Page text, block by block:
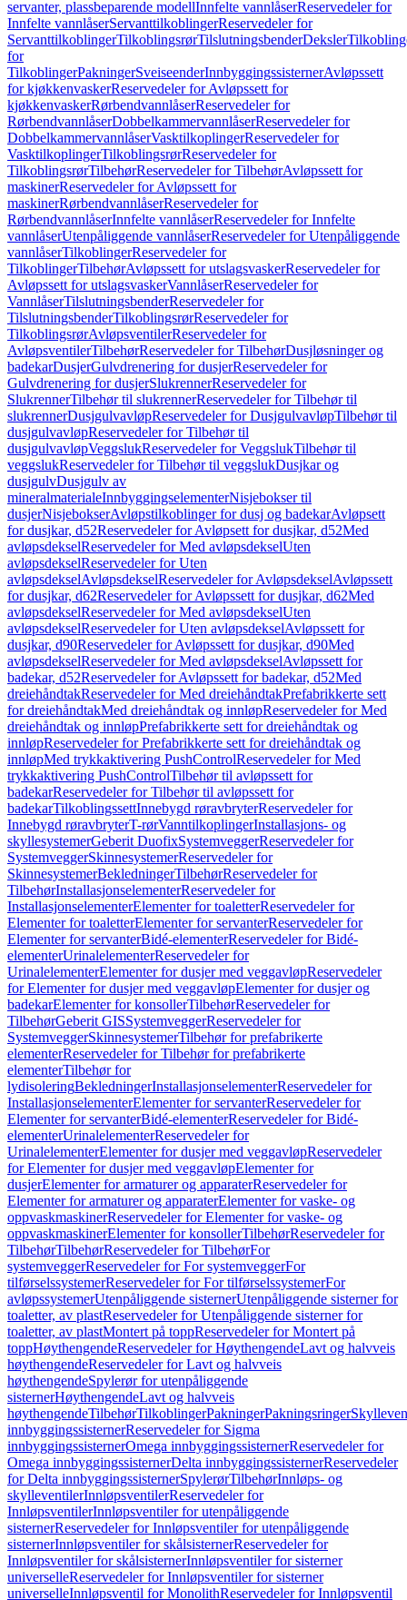
servanter, plassbeparende modellInnfelte vannlåserReservedeler for
Innfelte vannlåserServanttilkoblingerReservedeler for
ServanttilkoblingerTilkoblingsrørTilslutningsbenderDeksler
for
TilkoblingerPakningerSveiseenderInnbyggingssisternerAvløpssett
for kjøkkenvaskerReservedeler for Avløpssett for
kjøkkenvaskerRørbendvannlåserReservedeler for
RørbendvannlåserDobbelkammervannlåserReservedeler for
DobbelkammervannlåserVasktilkoplingerReservedeler for
VasktilkoplingerTilkoblingsrørReservedeler for
TilkoblingsrørTilbehørReservedeler for TilbehørAvløpssett for
maskinerReservedeler for Avløpssett for
maskinerRørbendvannlåserReservedeler for
RørbendvannlåserInnfelte vannlåserReservedeler for Innfelte
vannlåserUtenpåliggende vannlåserReservedeler for Utenpåliggende
vannlåserTilkoblingerReservedeler for
TilkoblingerTilbehørAvløpssett for utslagsvaskerReservedeler for
Avløpssett for utslagsvaskerVannlåserReservedeler for
VannlåserTilslutningsbenderReservedeler for
TilslutningsbenderTilkoblingsrørReservedeler for
TilkoblingsrørAvløpsventilerReservedeler for
AvløpsventilerTilbehørReservedeler for TilbehørDusjløsninger og
badekarDusjerGulvdrenering for dusjerReservedeler for
Gulvdrenering for dusjerSlukrennerReservedeler for
SlukrennerTilbehør til slukrennerReservedeler for Tilbehør til
slukrennerDusjgulvavløpReservedeler for DusjgulvavløpTilbehør til
dusjgulvavløpReservedeler for Tilbehør til
dusjgulvavløpVeggslukReservedeler for VeggslukTilbehør til
veggslukReservedeler for Tilbehør til veggslukDusjkar og
dusjgulvDusjgulv av
mineralmaterialeInnbyggingselementerNisjebokser til
dusjerNisjebokserAvløpstilkoblinger for dusj og badekarAvløpsett
for dusjkar, d52Reservedeler for Avløpsett for dusjkar, d52Med
avløpsdekselReservedeler for Med avløpsdekselUten
avløpsdekselReservedeler for Uten
avløpsdekselAvløpsdekselReservedeler for AvløpsdekselAvløpssett
for dusjkar, d62Reservedeler for Avløpssett for dusjkar, d62Med
avløpsdekselReservedeler for Med avløpsdekselUten
avløpsdekselReservedeler for Uten avløpsdekselAvløpssett for
dusjkar, d90Reservedeler for Avløpssett for dusjkar, d90Med
avløpsdekselReservedeler for Med avløpsdekselAvløpssett for
badekar, d52Reservedeler for Avløpssett for badekar, d52Med
dreiehåndtakReservedeler for Med dreiehåndtakPrefabrikkerte sett
for dreiehåndtakMed dreiehåndtak og innløpReservedeler for Med
dreiehåndtak og innløpPrefabrikkerte sett for dreiehåndtak og
innløpReservedeler for Prefabrikkerte sett for dreiehåndtak og
innløpMed trykkaktivering PushControlReservedeler for Med
trykkaktivering PushControlTilbehør til avløpssett for
badekarReservedeler for Tilbehør til avløpssett for
badekarTilkoblingssettInnebygd røravbryterReservedeler for
Innebygd røravbryterT-rørVanntilkoplingerInstallasjons- og
skyllesystemerGeberit DuofixSystemveggerReservedeler for
SystemveggerSkinnesystemerReservedeler for
SkinnesystemerBekledningerTilbehørReservedeler for
TilbehørInstallasjonselementerReservedeler for
InstallasjonselementerElementer for toaletterReservedeler for
Elementer for toaletterElementer for servanterReservedeler for
Elementer for servanterBidé-elementerReservedeler for Bidé-
elementerUrinalelementerReservedeler for
UrinalelementerElementer for dusjer med veggavløpReservedeler
for Elementer for dusjer med veggavløpElementer for dusjer og
badekarElementer for konsollerTilbehørReservedeler for
TilbehørGeberit GISSystemveggerReservedeler for
SystemveggerSkinnesystemerTilbehør for prefabrikerte
elementerReservedeler for Tilbehør for prefabrikerte
elementerTilbehør for
lydisoleringBekledningerInstallasjonselementerReservedeler for
InstallasjonselementerElementer for servanterReservedeler for
Elementer for servanterBidé-elementerReservedeler for Bidé-
elementerUrinalelementerReservedeler for
UrinalelementerElementer for dusjer med veggavløpReservedeler
for Elementer for dusjer med veggavløpElementer for
dusjerElementer for armaturer og apparaterReservedeler for
Elementer for armaturer og apparaterElementer for vaske- og
oppvaskmaskinerReservedeler for Elementer for vaske- og
oppvaskmaskinerElementer for konsollerTilbehørReservedeler for
TilbehørTilbehørReservedeler for TilbehørFor
systemveggerReservedeler for For systemveggerFor
tilførselssystemerReservedeler for For tilførselssystemerFor
avløpssystemerUtenpåliggende sisternerUtenpåliggende sisterner for
toaletter, av plastReservedeler for Utenpåliggende sisterner for
toaletter, av plastMontert på toppReservedeler for Montert på
toppHøythengendeReservedeler for HøythengendeLavt og halvveis
høythengendeReservedeler for Lavt og halvveis
høythengendeSpylerør for utenpåliggende
sisternerHøythengendeLavt og halvveis
høythengendeTilbehørTilkoblingerPakningerPakningsringer
innbyggingssisternerReservedeler for Sigma
innbyggingssisternerOmega innbyggingssisternerReservedeler for
Omega innbyggingssisternerDelta innbyggingssisternerReservedeler
for Delta innbyggingssisternerSpylerørTilbehørInnløps- og
skylleventilerInnløpsventilerReservedeler for
InnløpsventilerInnløpsventiler for utenpåliggende
sisternerReservedeler for Innløpsventiler for utenpåliggende
sisternerInnløpsventiler for skålsisternerReservedeler for
Innløpsventiler for skålsisternerInnløpsventiler for sisterner
universelleReservedeler for Innløpsventiler for sisterner
universelleInnløpsventil for MonolithReservedeler for Innløpsventil